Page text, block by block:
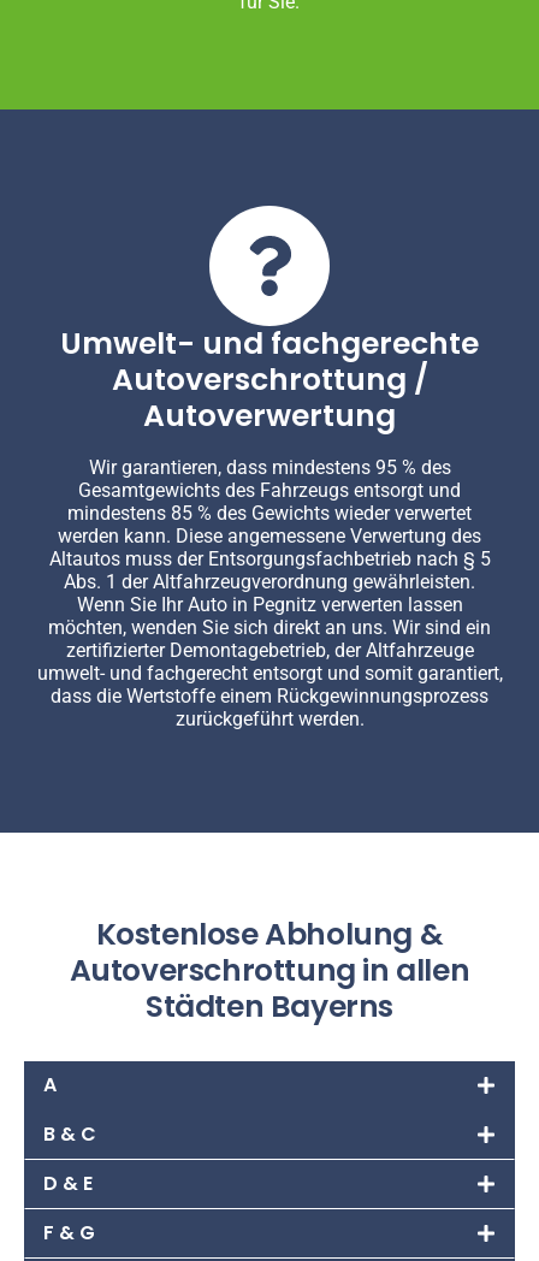
Umwelt- und fachgerechte
Autoverschrottung /
Autoverwertung
Wir garantieren, dass mindestens 95 % des
Gesamtgewichts des Fahrzeugs entsorgt und
mindestens 85 % des Gewichts wieder verwertet
werden kann. Diese angemessene Verwertung des
Altautos muss der Entsorgungsfachbetrieb nach § 5
Abs. 1 der Altfahrzeugverordnung gewährleisten.
Wenn Sie Ihr Auto in Pegnitz verwerten lassen
möchten, wenden Sie sich direkt an uns. Wir sind ein
zertifizierter Demontagebetrieb, der Altfahrzeuge
umwelt- und fachgerecht entsorgt und somit garantiert,
dass die Wertstoffe einem Rückgewinnungsprozess
zurückgeführt werden.
Kostenlose Abholung &
Autoverschrottung in allen
Städten Bayerns
A
B & C
D & E
F & G